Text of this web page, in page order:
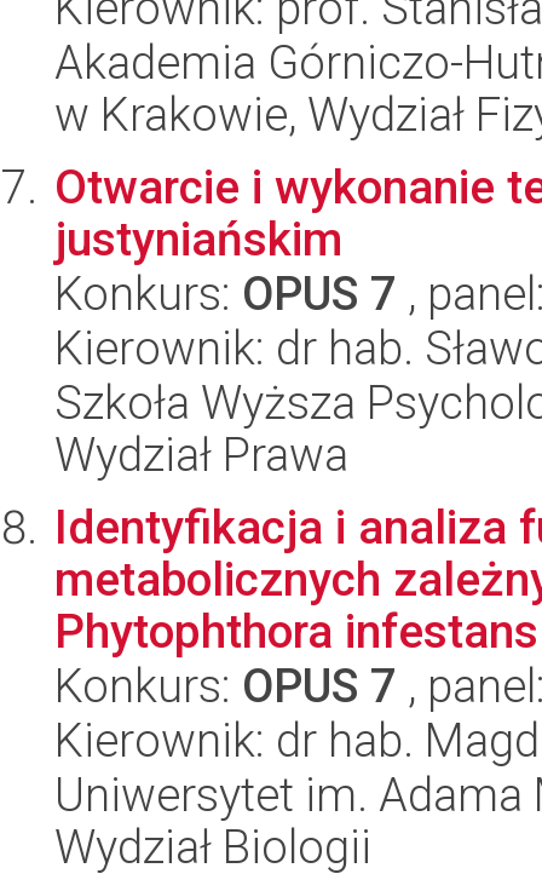
Akademia Górniczo-
w Krakowie, Wydział
Otwarcie i wykonanie
justyniańskim
Konkurs: OPUS 7 ,
Kierownik: dr hab.
Szkoła Wyższa
Wydział Prawa
Identyfikacja i analiza
metabolicznych
Phytophthora
Konkurs: OPUS 7 ,
Kierownik: dr hab.
Uniwersytet im.
Wydział Biologii